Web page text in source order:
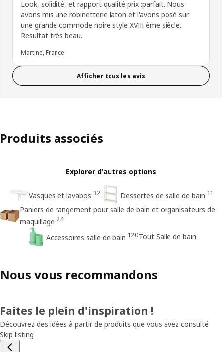
Look, solidité, et rapport qualité prix :parfait. Nous
avons mis une robinetterie laton et l'avons posé sur
une grande commode noire style XVIII ème siècle.
Resultat très beau.
Martine, France
Afficher tous les avis
Produits associés
Explorer d'autres options
Vasques et lavabos 32 Dessertes de salle de bain 11
Paniers de rangement pour salle de bain et organisateurs de
maquillage 24
Accessoires salle de bain 120Tout Salle de bain
Nous vous recommandons
Faites le plein d'inspiration !
Découvrez des idées à partir de produits que vous avez consulté
Skip listing